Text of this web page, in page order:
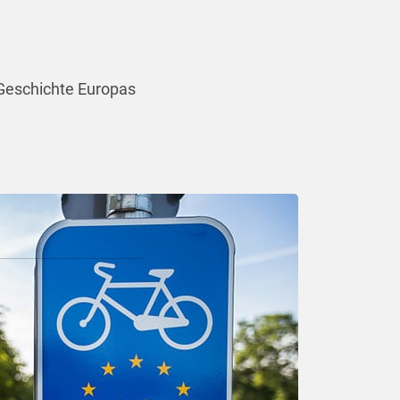
Europas